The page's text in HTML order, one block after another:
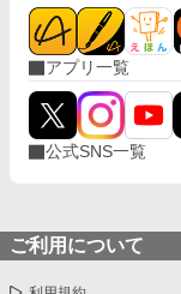
アプリ一覧
公式SNS一覧
ご利用について